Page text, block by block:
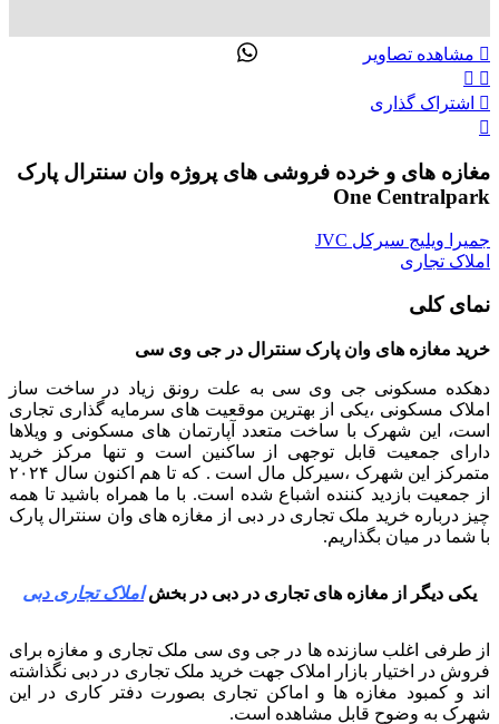
مشاهده تصاویر
اشتراک گذاری
مغازه های و خرده فروشی های پروژه وان سنترال پارک
One Centralpark
جمیرا ویلیج سیرکل JVC
املاک تجاری
نمای کلی
خرید مغازه های وان پارک سنترال در جی وی سی
دهکده مسکونی جی وی سی به علت رونق زیاد در ساخت ساز
املاک مسکونی ،یکی از بهترین موقعیت های سرمایه گذاری تجاری
است، این شهرک با ساخت متعدد آپارتمان های مسکونی و ویلاها
دارای جمعیت قابل توجهی از ساکنین است و تنها مرکز خرید
متمرکز این شهرک ،سیرکل مال است . که تا هم اکنون سال ۲۰۲۴
از جمعیت بازدید کننده اشباع شده است. با ما همراه باشید تا همه
چیز درباره خرید ملک تجاری در دبی از مغازه های وان سنترال پارک
با شما در میان بگذاریم.
یکی دیگر از مغازه های تجاری در دبی در بخشاملاک تجاری دبی
از طرفی اغلب سازنده ها در جی وی سی ملک تجاری و مغازه برای
فروش در اختیار بازار املاک جهت خرید ملک تجاری در دبی نگذاشته
اند و کمبود مغازه ها و اماکن تجاری بصورت دفتر کاری در این
شهرک به وضوح قابل مشاهده است.